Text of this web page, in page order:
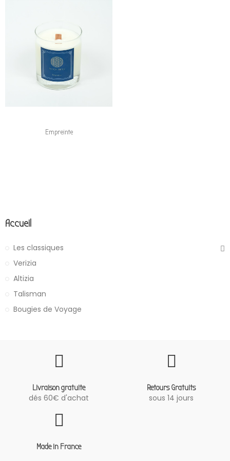
Empreinte
Accueil
Les classiques
Verizia
Altizia
Talisman
Bougies de Voyage
Livraison gratuite
dés 60€ d'achat
Retours Gratuits
sous 14 jours
Made in France